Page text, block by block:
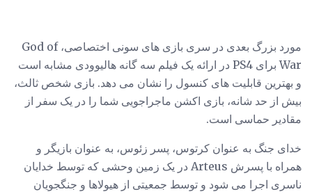
مورد بزرگ بعدی در سری بازی های سونی اختصاصی، God of
War برای PS4 در ارائه یک فیلم سه گانه هالیوودی مشابه است
و بهترین قابلیت های کنسول را نشان می دهد. بازی شخص ثالث،
بیش از حد شانه، بازی اکشن ماجراجویی شما را در یک سفر از
مقادیر حماسی است.
خدای جنگ به عنوان کرتوس، پسر زئوس، به عنوان بازیگر و
همراه با پسرش Arteus در یک زمین وحشی که توسط خدایان
ناسری اجرا می شود و توسط جمعیتی از هیولاها و جنگجویان